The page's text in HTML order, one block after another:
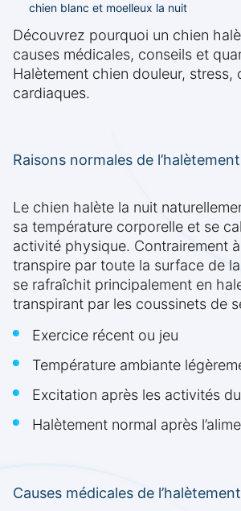
chien blanc et moelleux la nuit
Découvrez pourquoi un chien
causes médicales, conseils et
Halètement chien douleur, stress,
cardiaques.
Raisons normales de
Le chien halète la nuit
sa température corporelle et se
activité physique. Contrairement à
transpire par toute la surface de
se rafraîchit principalement en
transpirant par les coussinets de
Exercice récent ou jeu
Température ambiante
Excitation après les activités
Halètement normal après
Causes médicales de